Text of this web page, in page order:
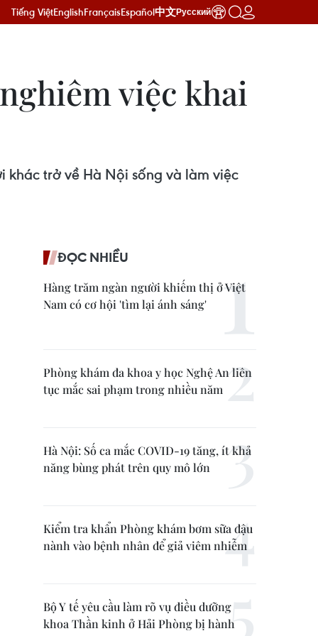
Tiếng ViệtEnglishFrançaisEspañol中文Русский
việc khai
trở về Hà Nội sống và làm việc
ĐỌC NHIỀU
Hàng trăm ngàn người khiếm thị ở Việt
Nam có cơ hội 'tìm lại ánh sáng'
Phòng khám đa khoa y học Nghệ An liên
tục mắc sai phạm trong nhiều năm
Hà Nội: Số ca mắc COVID-19 tăng, ít khả
năng bùng phát trên quy mô lớn
Kiểm tra khẩn Phòng khám bơm sữa đậu
nành vào bệnh nhân để giả viêm nhiễm
Bộ Y tế yêu cầu làm rõ vụ điều dưỡng
khoa Thần kinh ở Hải Phòng bị hành